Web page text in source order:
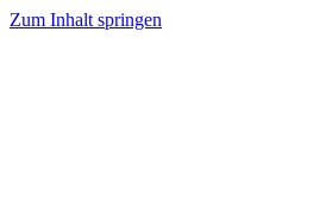
Zum Inhalt springen